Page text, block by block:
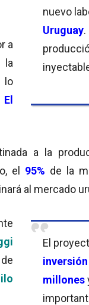
nuevo
Uruguay
a
lo
El
a la
el 95% de la
al mercado
El
inversión
millones